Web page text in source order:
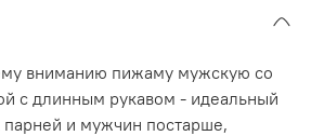
вниманию пижаму мужскую со
с длинным рукавом - идеальный
и мужчин постарше,